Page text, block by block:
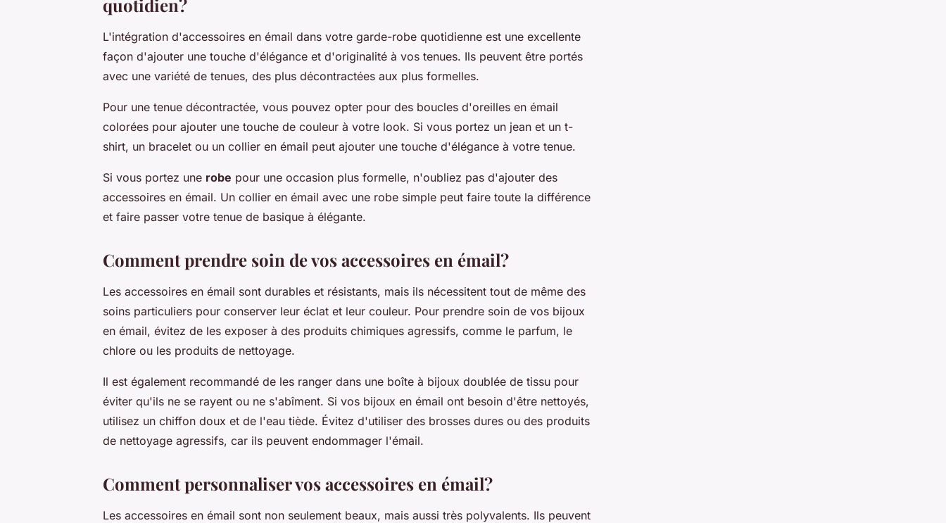
quotidien?
L'intégration d'accessoires en émail dans votre garde-robe quotidienne est une excellente
façon d'ajouter une touche d'élégance et d'originalité à vos tenues. Ils peuvent être portés
avec une variété de tenues, des plus décontractées aux plus formelles.
Pour une tenue décontractée, vous pouvez opter pour des boucles d'oreilles en émail
colorées pour ajouter une touche de couleur à votre look. Si vous portez un jean et un t-
shirt, un bracelet ou un collier en émail peut ajouter une touche d'élégance à votre tenue.
Si vous portez une robe pour une occasion plus formelle, n'oubliez pas d'ajouter des
accessoires en émail. Un collier en émail avec une robe simple peut faire toute la différence
et faire passer votre tenue de basique à élégante.
Comment prendre soin de vos accessoires en émail?
Les accessoires en émail sont durables et résistants, mais ils nécessitent tout de même des
soins particuliers pour conserver leur éclat et leur couleur. Pour prendre soin de vos bijoux
en émail, évitez de les exposer à des produits chimiques agressifs, comme le parfum, le
chlore ou les produits de nettoyage.
Il est également recommandé de les ranger dans une boîte à bijoux doublée de tissu pour
éviter qu'ils ne se rayent ou ne s'abîment. Si vos bijoux en émail ont besoin d'être nettoyés,
utilisez un chiffon doux et de l'eau tiède. Évitez d'utiliser des brosses dures ou des produits
de nettoyage agressifs, car ils peuvent endommager l'émail.
Comment personnaliser vos accessoires en émail?
Les accessoires en émail sont non seulement beaux, mais aussi très polyvalents. Ils peuvent